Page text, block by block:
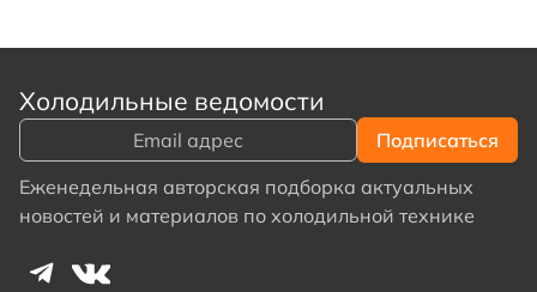
Холодильные ведомости
Еженедельная авторская подборка актуальных
новостей и материалов по холодильной технике